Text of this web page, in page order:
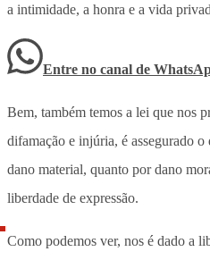
a intimidade, a honra e a vida
Entre no canal de
Bem, também temos a lei que nos
difamação e injúria, é assegurado
dano material, quanto por dano
liberdade de expressão.
Como podemos ver, nos é dado a